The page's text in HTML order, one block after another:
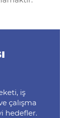
iş
çalışma
hedefler.